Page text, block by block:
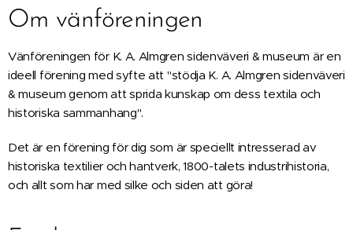
Om vänföreningen
Vänföreningen för K. A. Almgren sidenväveri & museum är en
ideell förening med syfte att "stödja K. A. Almgren sidenväveri
& museum genom att sprida kunskap om dess textila och
historiska sammanhang".
Det är en förening för dig som är speciellt intresserad av
historiska textilier och hantverk, 1800-talets industrihistoria,
och allt som har med silke och siden att göra!